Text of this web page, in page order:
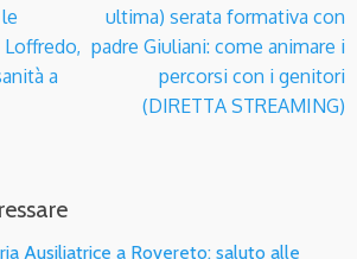
a
ultima) serata formativa con
padre Giuliani: come animare i
percorsi con i genitori
(DIRETTA STREAMING)
Ausiliatrice a Rovereto: saluto alle